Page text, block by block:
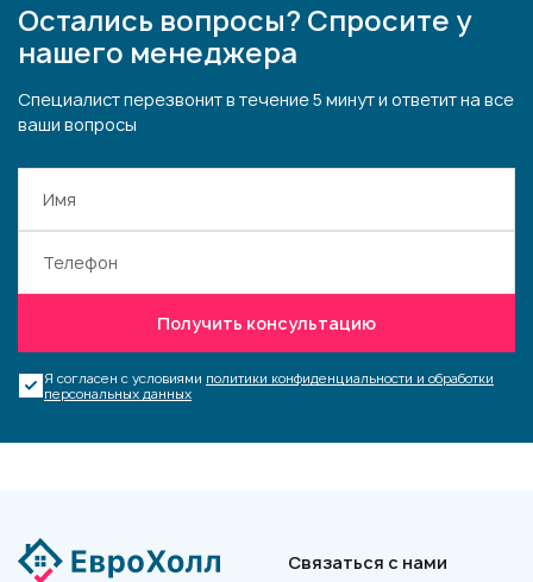
Остались вопросы? Спросите у
нашего менеджера
Специалист перезвонит в течение 5 минут и ответит на все
ваши вопросы
Получить консультацию
Я согласен с условиями политики конфиденциальности и обработки
персональных данных
Связаться с нами